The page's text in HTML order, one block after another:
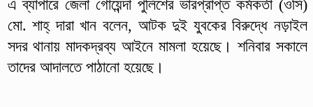
এ ব্যাপারে জেলা গোয়েন্দা পুলিশের ভারপ্রাপ্ত কর্মকর্তা (ওসি)
মো. শাহ্ দারা খান বলেন, আটক দুই যুবকের বিরুদ্ধে নড়াইল
সদর থানায় মাদকদ্রব্য আইনে মামলা হয়েছে। শনিবার সকালে
তাদের আদালতে পাঠানো হয়েছে।